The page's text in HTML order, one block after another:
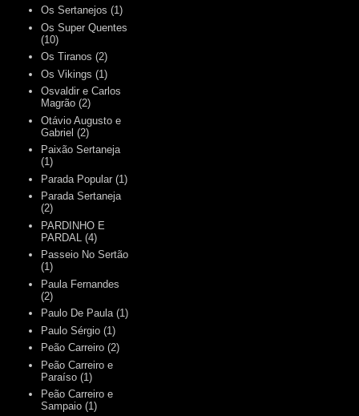
Os Sertanejos (1)
Os Super Quentes
(10)
Os Tiranos (2)
Os Vikings (1)
Osvaldir e Carlos
Magrão (2)
Otávio Augusto e
Gabriel (2)
Paixão Sertaneja
(1)
Parada Popular (1)
Parada Sertaneja
(2)
PARDINHO E
PARDAL
(4)
Passeio No Sertão
(1)
Paula Fernandes
(2)
Paulo De Paula (1)
Paulo Sérgio (1)
Peão Carreiro (2)
Peão Carreiro e
Paraíso (1)
Peão Carreiro e
Sampaio (1)